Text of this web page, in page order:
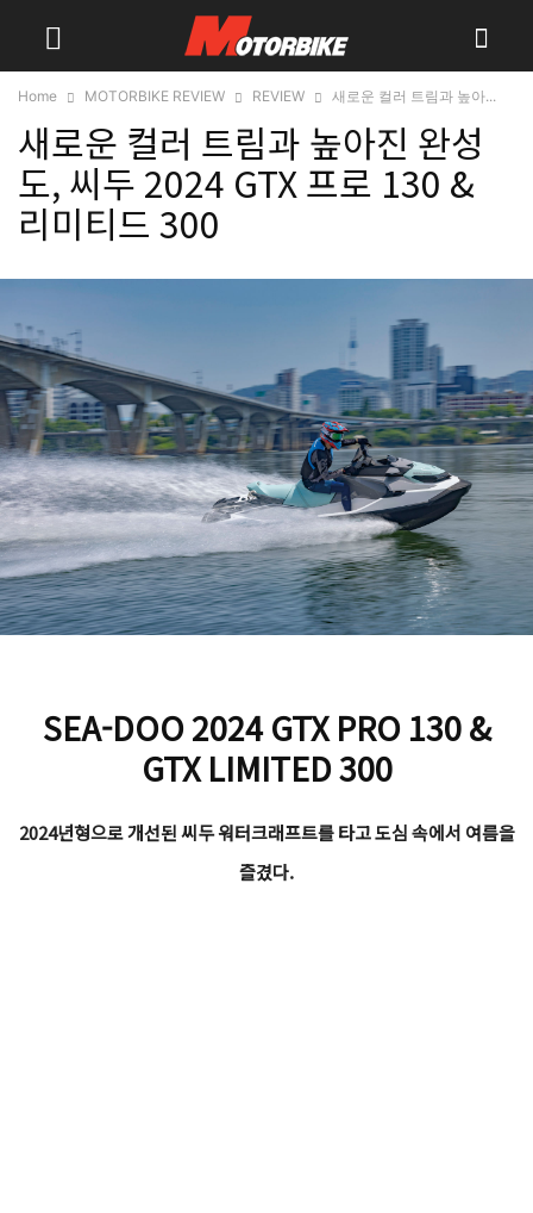
Home MOTORBIKE REVIEW REVIEW 새로운 컬러 트림과 높아...
새로운 컬러 트림과 높아진 완성
도, 씨두 2024 GTX 프로 130 &
리미티드 300
SEA-DOO 2024 GTX PRO 130 &
GTX LIMITED 300
2024년형으로 개선된 씨두 워터크래프트를 타고 도심 속에서 여름을
즐겼다.